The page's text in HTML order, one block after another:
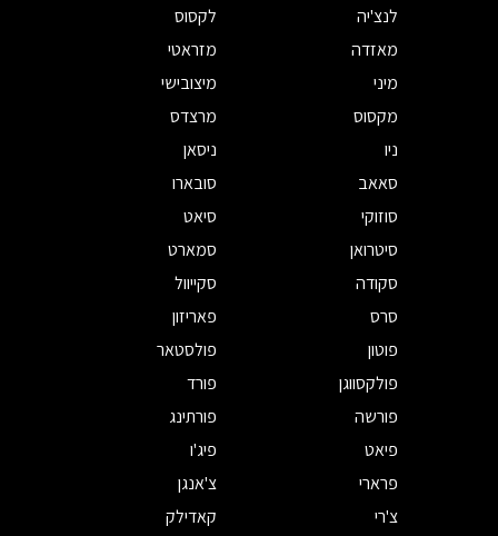
לנצ'יה
לקסוס
מאזדה
מזראטי
מיני
מיצובישי
מקסוס
מרצדס
ניו
ניסאן
סאאב
סובארו
סוזוקי
סיאט
סיטרואן
סמארט
סקודה
סקייוול
סרס
פאריזון
פוטון
פולסטאר
פולקסווגן
פורד
פורשה
פורתינג
פיאט
פיג'ו
פרארי
צ'אנגן
צ'רי
קאדילק